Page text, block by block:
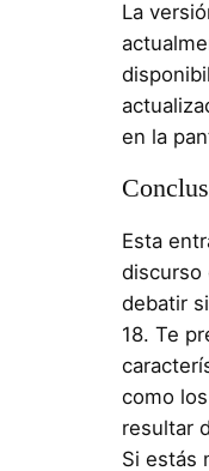
La
en la
Esta
discurso
debatir
18. Te
como
resultar
Si estás